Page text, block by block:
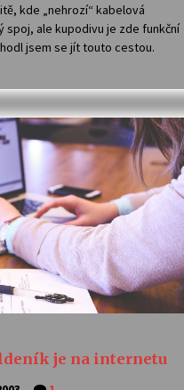
kde „nehrozí“ kabelová
spoj, ale kupodivu je zde funkční
jsem se jít touto cestou.
je na internetu